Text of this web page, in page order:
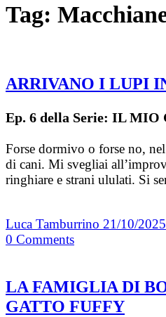
Tag:
ARRIVANO I LUPI
Ep. 6 della Serie: IL MIO
Forse dormivo o forse no,
di cani. Mi svegliai
ringhiare e strani ululati. Si
Luca Tamburrino 21/10/2025
0 Comments
LA FAMIGLIA DI
GATTO FUFFY